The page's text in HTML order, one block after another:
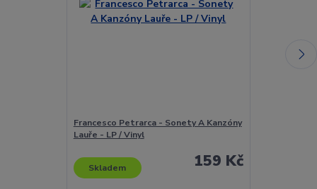
Francesco Petrarca - Sonety A Kanzóny
Lauře - LP / Vinyl
159 Kč
Skladem